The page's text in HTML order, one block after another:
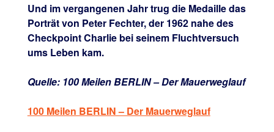
Und im vergangenen Jahr trug die Medaille das
Porträt von Peter Fechter, der 1962 nahe des
Checkpoint Charlie bei seinem Fluchtversuch
ums Leben kam.
Quelle: 100 Meilen BERLIN – Der Mauerweglauf
100 Meilen BERLIN – Der Mauerweglauf